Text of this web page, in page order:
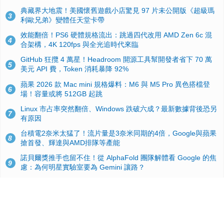
3
典藏界大地震！美國懷舊遊戲小店驚見 97 片未公開版《超級瑪
利歐兄弟》變體任天堂卡帶
4
效能翻倍！PS6 硬體規格流出：跳過四代改用 AMD Zen 6c 混
合架構，4K 120fps 與全光追時代來臨
5
GitHub 狂攬 4 萬星！Headroom 開源工具幫開發者省下 70 萬
美元 API 費，Token 消耗暴降 92%
6
蘋果 2026 款 Mac mini 規格爆料：M6 與 M5 Pro 異色搭檔登
場！容量或將 512GB 起跳
7
Linux 市占率突然翻倍、Windows 跌破六成？最新數據背後恐另
有原因
8
台積電2奈米太猛了！流片量是3奈米同期的4倍，Google與蘋果
搶首發、輝達與AMD排隊等產能
9
諾貝爾獎推手也留不住！從 AlphaFold 團隊解體看 Google 的焦
慮：為何明星實驗室要為 Gemini 讓路？